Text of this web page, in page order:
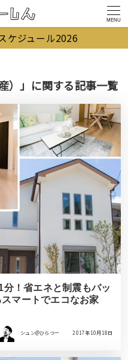
MENU
ケジュール2026
）」に関する記事一覧
！省エネと制震もバッ
マートでエコなお家
シュン@ひらつー 2017年10月18日